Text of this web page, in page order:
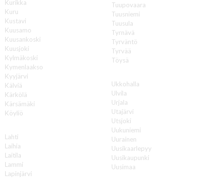
Kurikka
Kuru
Kustavi
Kuusamo
Kuusankoski
Kuusjoki
Kylmäkoski
Kymenlaakso
Kyyjärvi
Kälviä
Kärkölä
Kärsämäki
Köyliö
Lahti
Laihia
Laitila
Lammi
Lapinjärvi
Tuupovaara
Tuusniemi
Tuusula
Tyrnävä
Tyrväntö
Tyrvää
Töysä
Ukkohalla
Ulvila
Urjala
Utajärvi
Utsjoki
Uukuniemi
Uurainen
Uusikaarlepyy
Uusikaupunki
Uusimaa